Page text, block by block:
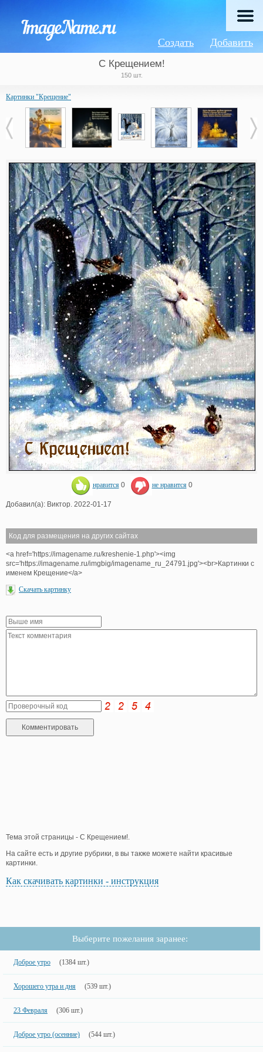
Добавить
Создать
C Крещением!
150 шт.
Картинки "Крещение"
нравится 0 не нравится 0
Добавил(а): Виктор. 2022-01-17
Код для размещения на других сайтах
<a href='https://imagename.ru/kreshenie-1.php'><img
src='https://imagename.ru/imgbig/imagename_ru_24791.jpg'><br>Картинки с
именем Крещение</a>
Скачать картинку
Тема этой страницы - C Крещением!.
На сайте есть и другие рубрики, в вы также можете найти красивые
картинки.
Как скачивать картинки - инструкция
Выберите пожелания заранее:
Доброе утро (1384 шт.)
Хорошего утра и дня (539 шт.)
23 Февраля (306 шт.)
Доброе утро (осенние) (544 шт.)